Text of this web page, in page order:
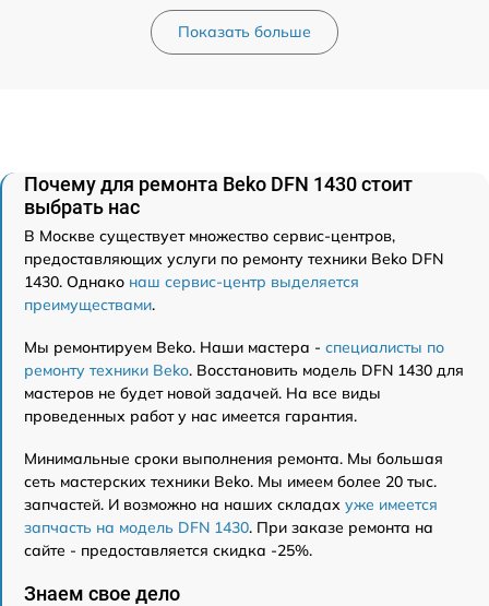
Показать больше
Почему для ремонта Beko DFN 1430 стоит
выбрать нас
В Москве существует множество сервис-центров,
предоставляющих услуги по ремонту техники Beko DFN
1430. Однако наш сервис-центр выделяется
преимуществами.
Мы ремонтируем Beko. Наши мастера - специалисты по
ремонту техники Beko. Восстановить модель DFN 1430 для
мастеров не будет новой задачей. На все виды
проведенных работ у нас имеется гарантия.
Минимальные сроки выполнения ремонта. Мы большая
сеть мастерских техники Beko. Мы имеем более 20 тыс.
запчастей. И возможно на наших складах уже имеется
запчасть на модель DFN 1430. При заказе ремонта на
сайте - предоставляется скидка -25%.
Знаем свое дело